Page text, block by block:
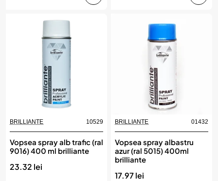
BRILLIANTE 10529
Vopsea spray alb trafic (ral
9016) 400 ml brilliante
23.32 lei
BRILLIANTE 01432
Vopsea spray albastru
azur (ral 5015) 400ml
brilliante
17.97 lei